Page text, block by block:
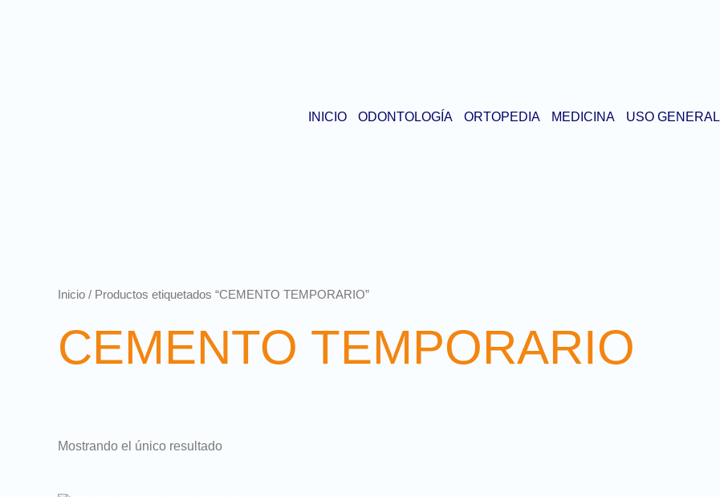
INICIO ODONTOLOGÍA ORTOPEDIA MEDICINA USO GENERAL
Inicio / Productos etiquetados “CEMENTO TEMPORARIO”
CEMENTO TEMPORARIO
Mostrando el único resultado